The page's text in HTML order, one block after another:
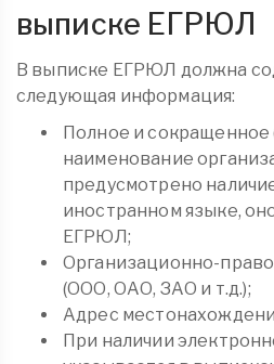
выписке ЕГРЮЛ
В выписке ЕГРЮЛ должна
следующая информация:
Полное и сокращенное
наименование
предусмотрено
иностранном языке,
ЕГРЮЛ;
Организационно-
(ООО, ОАО, ЗАО и т.д.);
Адрес
При наличии